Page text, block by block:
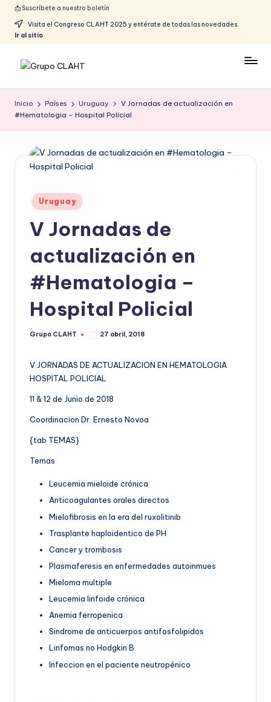
📩 Suscríbete a nuestro boletín
Visita el Congreso CLAHT 2025 y entérate de todas las novedades.
Ir al sitio
Inicio Países Uruguay
V Jornadas de actualización en
#Hematologia – Hospital Policial
Uruguay
V Jornadas de
actualización en
#Hematologia –
Hospital Policial
Grupo CLAHT 27 abril, 2018
V JORNADAS DE ACTUALIZACION EN HEMATOLOGIA
HOSPITAL POLICIAL
11 & 12 de Junio de 2018
Coordinacion Dr. Ernesto Novoa
{tab TEMAS}
Temas
Leucemia mieloide crónica
Anticoagulantes orales directos
Mielofibrosis en la era del ruxolitinib
Trasplante haploidentico de PH
Cancer y trombosis
Plasmaferesis en enfermedades autoinmues
Mieloma multiple
Leucemia linfoide crónica
Anemia ferropenica
Sindrome de anticuerpos antifosfolipidos
Linfomas no Hodgkin B
Infeccion en el paciente neutropénico